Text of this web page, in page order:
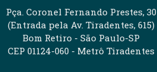
Pça. Coronel Fernando Prestes, 30
(Entrada pela Av. Tiradentes, 615)
Bom Retiro - São Paulo-SP
CEP 01124-060 - Metrô Tiradentes